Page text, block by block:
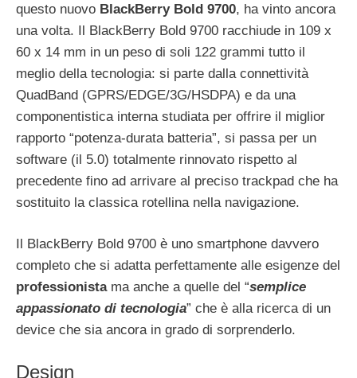
questo nuovo BlackBerry Bold 9700, ha vinto ancora
una volta. Il BlackBerry Bold 9700 racchiude in 109 x
60 x 14 mm in un peso di soli 122 grammi tutto il
meglio della tecnologia: si parte dalla connettività
QuadBand (GPRS/EDGE/3G/HSDPA) e da una
componentistica interna studiata per offrire il miglior
rapporto “potenza-durata batteria”, si passa per un
software (il 5.0) totalmente rinnovato rispetto al
precedente fino ad arrivare al preciso trackpad che ha
sostituito la classica rotellina nella navigazione.
Il BlackBerry Bold 9700 è uno smartphone davvero
completo che si adatta perfettamente alle esigenze del
professionistama anche a quelle del “semplice
appassionato di tecnologia” che è alla ricerca di un
device che sia ancora in grado di sorprenderlo.
Design